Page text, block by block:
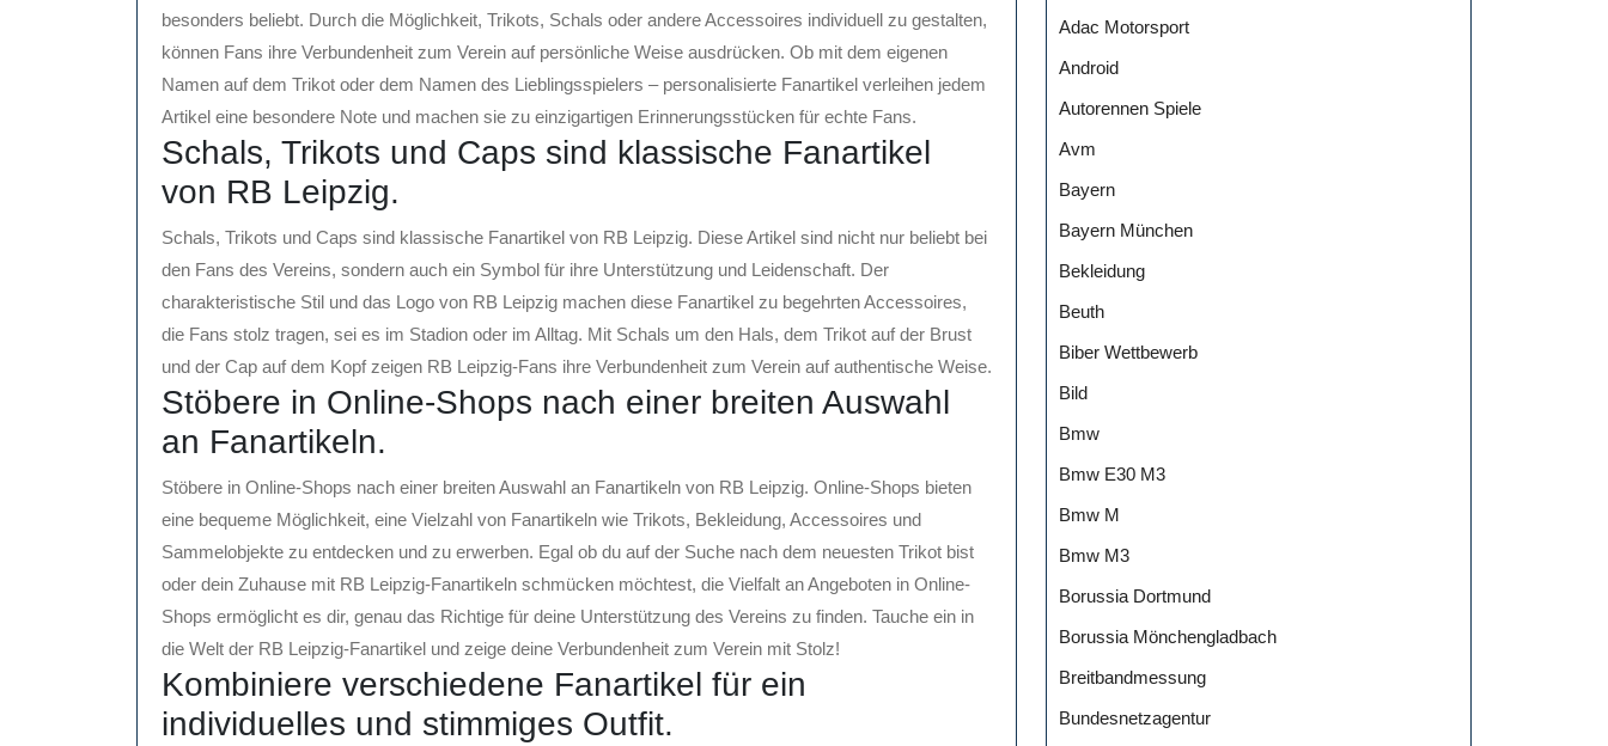
besonders beliebt. Durch die Möglichkeit, Trikots, Schals oder andere Accessoires individuell zu gestalten,
können Fans ihre Verbundenheit zum Verein auf persönliche Weise ausdrücken. Ob mit dem eigenen
Namen auf dem Trikot oder dem Namen des Lieblingsspielers – personalisierte Fanartikel verleihen jedem
Artikel eine besondere Note und machen sie zu einzigartigen Erinnerungsstücken für echte Fans.
Schals, Trikots und Caps sind klassische Fanartikel
von RB Leipzig.
Schals, Trikots und Caps sind klassische Fanartikel von RB Leipzig. Diese Artikel sind nicht nur beliebt bei
den Fans des Vereins, sondern auch ein Symbol für ihre Unterstützung und Leidenschaft. Der
charakteristische Stil und das Logo von RB Leipzig machen diese Fanartikel zu begehrten Accessoires,
die Fans stolz tragen, sei es im Stadion oder im Alltag. Mit Schals um den Hals, dem Trikot auf der Brust
und der Cap auf dem Kopf zeigen RB Leipzig-Fans ihre Verbundenheit zum Verein auf authentische Weise.
Stöbere in Online-Shops nach einer breiten Auswahl
an Fanartikeln.
Stöbere in Online-Shops nach einer breiten Auswahl an Fanartikeln von RB Leipzig. Online-Shops bieten
eine bequeme Möglichkeit, eine Vielzahl von Fanartikeln wie Trikots, Bekleidung, Accessoires und
Sammelobjekte zu entdecken und zu erwerben. Egal ob du auf der Suche nach dem neuesten Trikot bist
oder dein Zuhause mit RB Leipzig-Fanartikeln schmücken möchtest, die Vielfalt an Angeboten in Online-
Shops ermöglicht es dir, genau das Richtige für deine Unterstützung des Vereins zu finden. Tauche ein in
die Welt der RB Leipzig-Fanartikel und zeige deine Verbundenheit zum Verein mit Stolz!
Kombiniere verschiedene Fanartikel für ein
individuelles und stimmiges Outfit.
Adac Motorsport
Android
Autorennen Spiele
Avm
Bayern
Bayern München
Bekleidung
Beuth
Biber Wettbewerb
Bild
Bmw
Bmw E30 M3
Bmw M
Bmw M3
Borussia Dortmund
Borussia Mönchengladbach
Breitbandmessung
Bundesnetzagentur